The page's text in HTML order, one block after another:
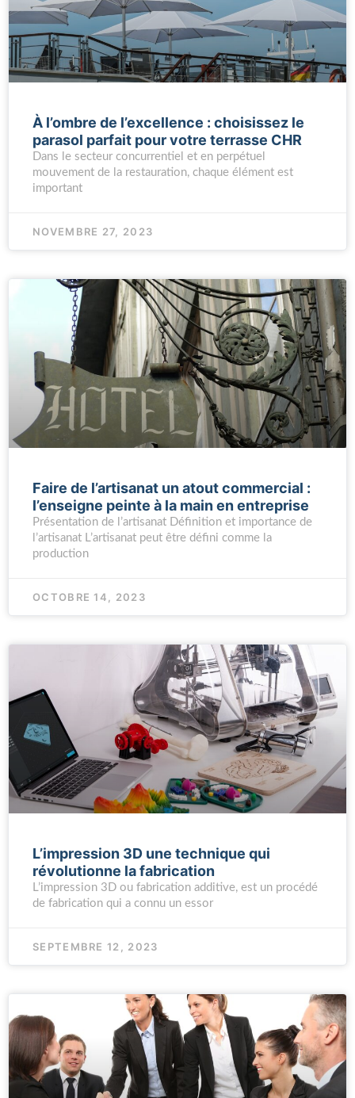
À l’ombre de l’excellence : choisissez le
parasol parfait pour votre terrasse CHR
Dans le secteur concurrentiel et en perpétuel
mouvement de la restauration, chaque élément est
important
NOVEMBRE 27, 2023
Faire de l’artisanat un atout commercial :
l’enseigne peinte à la main en entreprise
Présentation de l’artisanat Définition et importance de
l’artisanat L’artisanat peut être défini comme la
production
OCTOBRE 14, 2023
L’impression 3D une technique qui
révolutionne la fabrication
L’impression 3D ou fabrication additive, est un procédé
de fabrication qui a connu un essor
SEPTEMBRE 12, 2023